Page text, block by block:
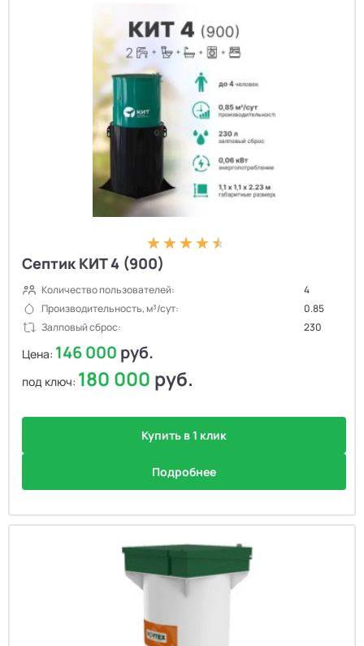
Септик КИТ 4 (900)
Количество пользователей:
4
Производительность, м³/сут:
0.85
Залповый сброс:
230
Цена: 146 000 руб.
под ключ: 180 000 руб.
Купить в 1 клик
Подробнее